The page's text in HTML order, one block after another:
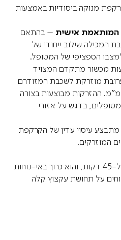
מנוקה ביסודיות באמצעות
אישית– בהתאם
המכילה שילוב ייחודי של
הספציפי של המטופל.
מכשור מתקדם המצויד
מוזרקת לשכבת המזודרם
בעומק של 1-4 מ"מ. ההזרקות מבוצעות בצורה
בדגש על אזורי
עיסוי עדין של הקרקפת
המוזרקים.
משך הטיפול הכולל נע בין 30 ל-45 דקות, והוא כרוך באי-נוחות
על תחושת עקצוץ קלה